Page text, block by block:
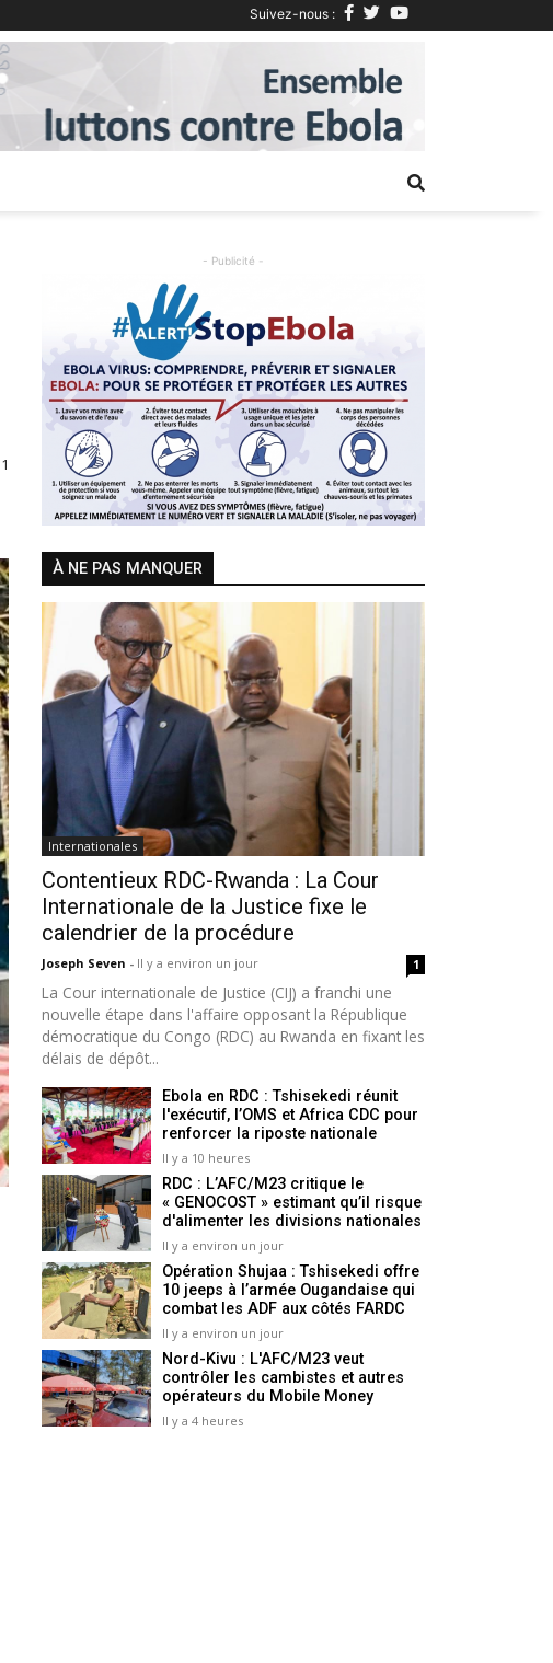
Suivez-nous :
Next
1
- Publicité -
Previous Next
À NE PAS MANQUER
Internationales
Contentieux RDC-Rwanda : La Cour
Internationale de la Justice fixe le
calendrier de la procédure
Joseph Seven - Il y a environ un jour 1
La Cour internationale de Justice (CIJ) a franchi une
nouvelle étape dans l'affaire opposant la République
démocratique du Congo (RDC) au Rwanda en fixant les
délais de dépôt...
Ebola en RDC : Tshisekedi réunit
l'exécutif, l’OMS et Africa CDC pour
renforcer la riposte nationale
Il y a 10 heures
RDC : L’AFC/M23 critique le
« GENOCOST » estimant qu’il risque
d'alimenter les divisions nationales
Il y a environ un jour
Opération Shujaa : Tshisekedi offre
10 jeeps à l’armée Ougandaise qui
combat les ADF aux côtés FARDC
Il y a environ un jour
Nord-Kivu : L'AFC/M23 veut
contrôler les cambistes et autres
opérateurs du Mobile Money
Il y a 4 heures